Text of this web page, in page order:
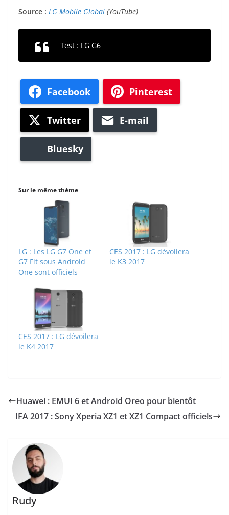
Source : LG Mobile Global (YouTube)
Test : LG G6
Facebook Pinterest
Twitter E-mail
Bluesky
Sur le même thème
LG : Les LG G7 One et
G7 Fit sous Android
One sont officiels
CES 2017 : LG dévoilera
le K3 2017
CES 2017 : LG dévoilera
le K4 2017
Huawei : EMUI 6 et Android Oreo pour bientôt
IFA 2017 : Sony Xperia XZ1 et XZ1 Compact officiels
Rudy